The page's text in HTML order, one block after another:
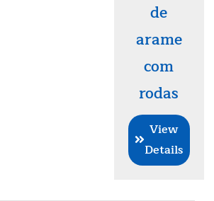
de
arame
com
rodas
View
Details